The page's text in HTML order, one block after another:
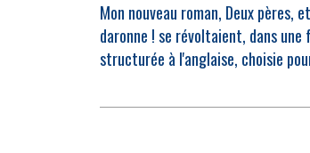
Mon nouveau roman, Deux pères,
daronne ! se révoltaient, dans
structurée à l'anglaise, choisie